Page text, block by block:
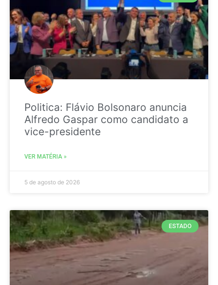
Politica: Flávio Bolsonaro anuncia
Alfredo Gaspar como candidato a
vice-presidente
VER MATÉRIA »
5 de agosto de 2026
ESTADO